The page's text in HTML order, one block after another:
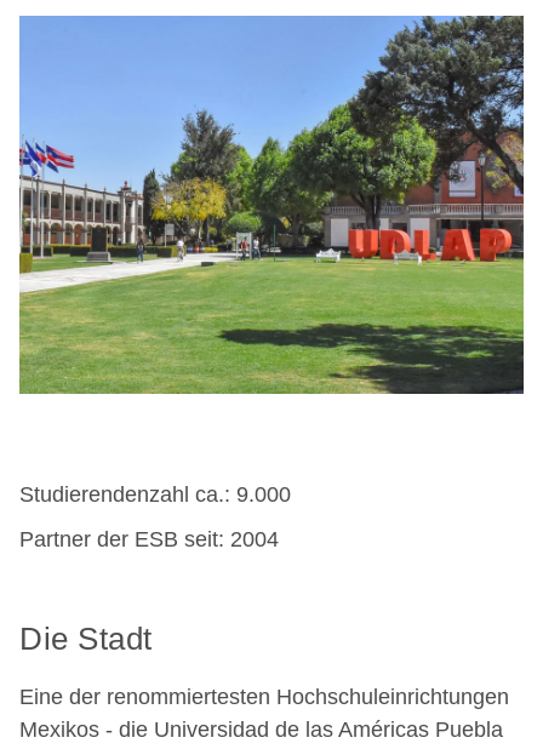
Studierendenzahl ca.: 9.000
Partner der ESB seit: 2004
Die Stadt
Eine der renommiertesten Hochschuleinrichtungen
Mexikos - die Universidad de las Américas Puebla